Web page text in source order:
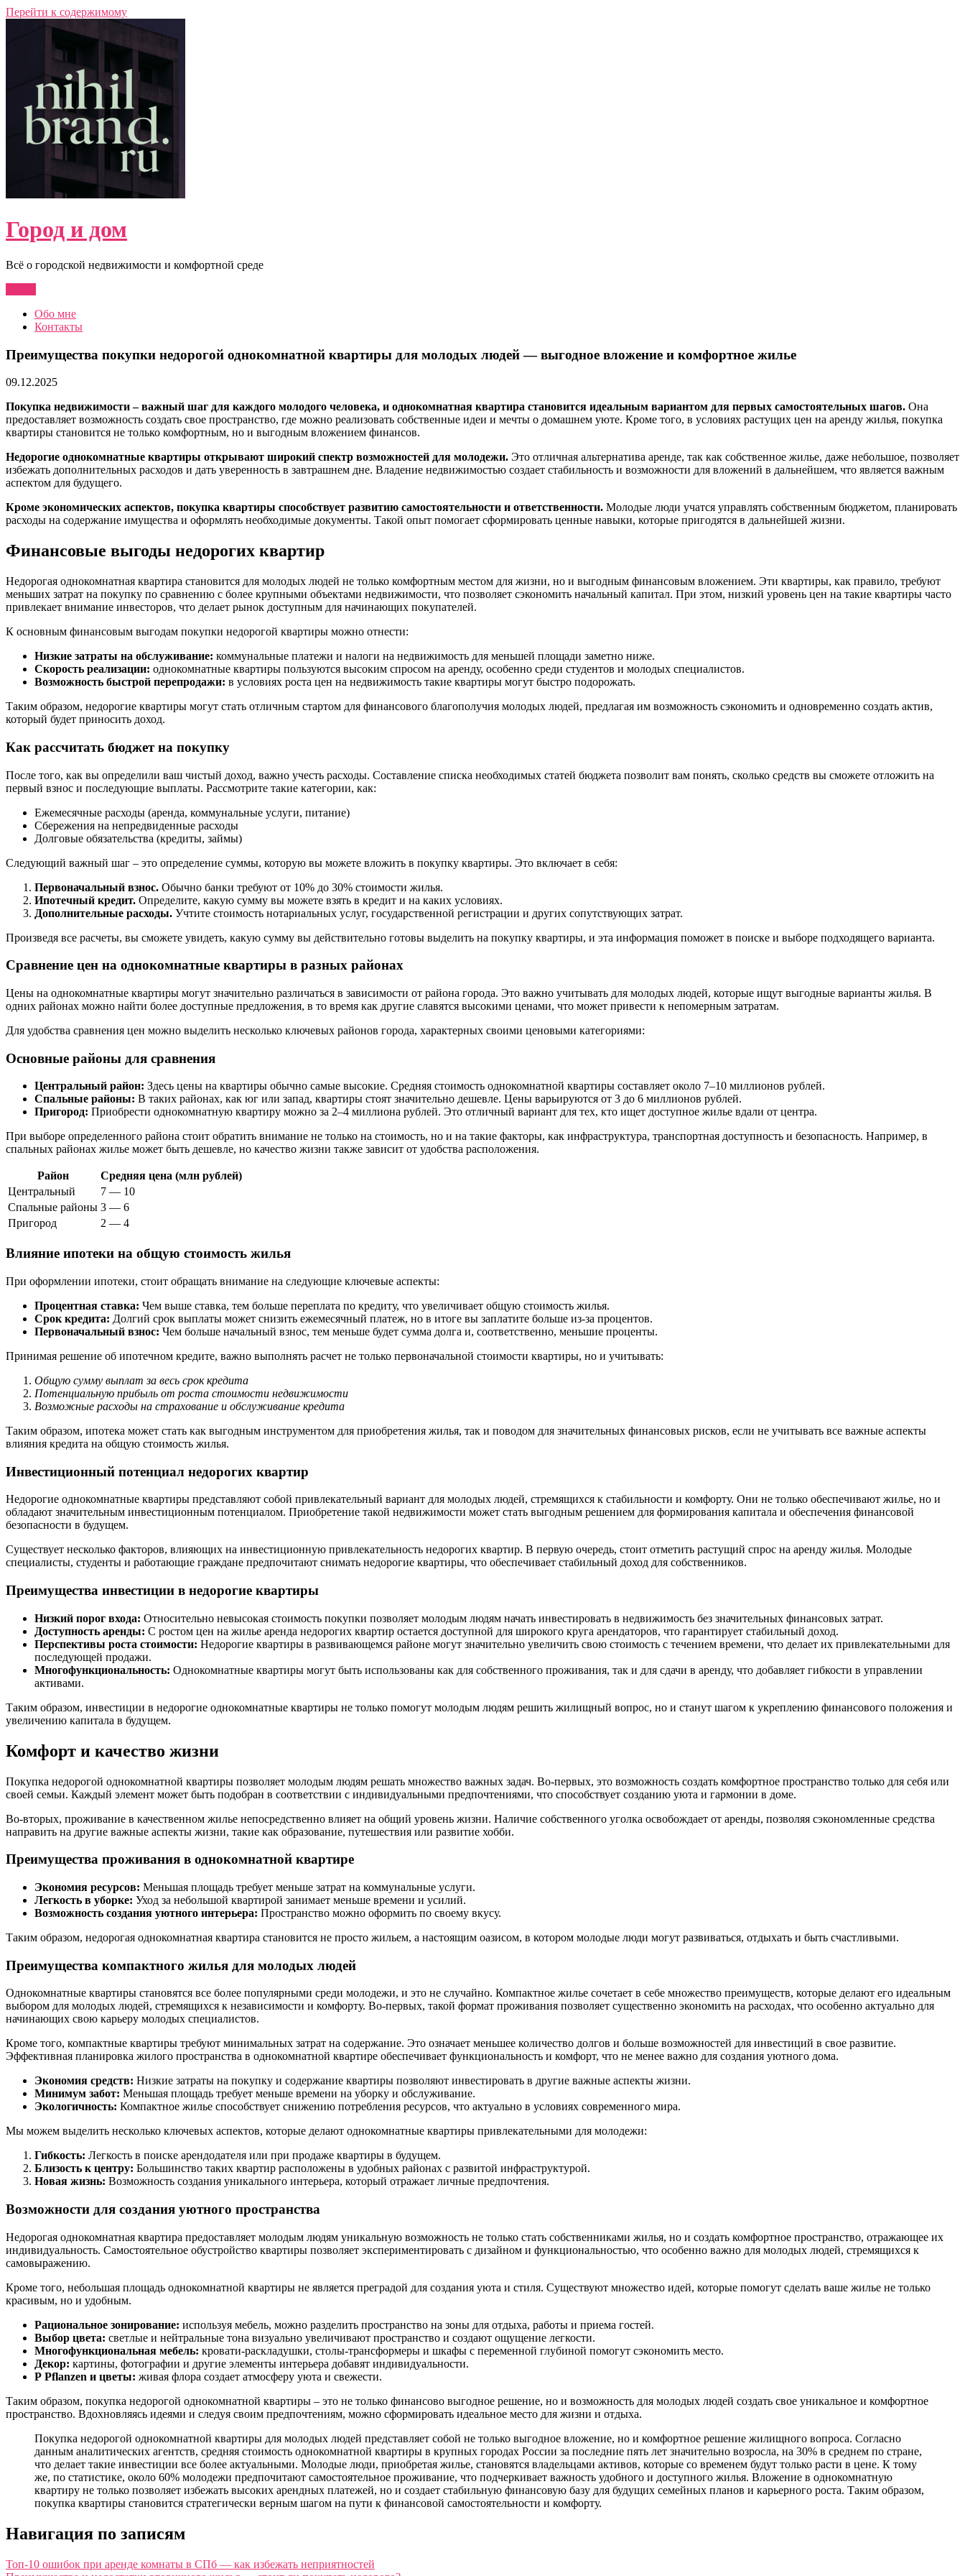
Перейти к содержимому
Город и дом
Всё о городской недвижимости и комфортной среде
Обо мне
Контакты
Преимущества покупки недорогой однокомнатной квартиры для молодых людей — выгодное вложение и комфортное жилье
09.12.2025
Покупка недвижимости – важный шаг для каждого молодого человека, и однокомнатная квартира становится идеальным вариантом для первых самостоятельных шагов. Она
предоставляет возможность создать свое пространство, где можно реализовать собственные идеи и мечты о домашнем уюте. Кроме того, в условиях растущих цен на аренду жилья, покупка
квартиры становится не только комфортным, но и выгодным вложением финансов.
Недорогие однокомнатные квартиры открывают широкий спектр возможностей для молодежи. Это отличная альтернатива аренде, так как собственное жилье, даже небольшое, позволяет
избежать дополнительных расходов и дать уверенность в завтрашнем дне. Владение недвижимостью создает стабильность и возможности для вложений в дальнейшем, что является важным
аспектом для будущего.
Кроме экономических аспектов, покупка квартиры способствует развитию самостоятельности и ответственности. Молодые люди учатся управлять собственным бюджетом, планировать
расходы на содержание имущества и оформлять необходимые документы. Такой опыт помогает сформировать ценные навыки, которые пригодятся в дальнейшей жизни.
Финансовые выгоды недорогих квартир
Недорогая однокомнатная квартира становится для молодых людей не только комфортным местом для жизни, но и выгодным финансовым вложением. Эти квартиры, как правило, требуют
меньших затрат на покупку по сравнению с более крупными объектами недвижимости, что позволяет сэкономить начальный капитал. При этом, низкий уровень цен на такие квартиры часто
привлекает внимание инвесторов, что делает рынок доступным для начинающих покупателей.
К основным финансовым выгодам покупки недорогой квартиры можно отнести:
Низкие затраты на обслуживание: коммунальные платежи и налоги на недвижимость для меньшей площади заметно ниже.
Скорость реализации: однокомнатные квартиры пользуются высоким спросом на аренду, особенно среди студентов и молодых специалистов.
Возможность быстрой перепродажи: в условиях роста цен на недвижимость такие квартиры могут быстро подорожать.
Таким образом, недорогие квартиры могут стать отличным стартом для финансового благополучия молодых людей, предлагая им возможность сэкономить и одновременно создать актив,
который будет приносить доход.
Как рассчитать бюджет на покупку
После того, как вы определили ваш чистый доход, важно учесть расходы. Составление списка необходимых статей бюджета позволит вам понять, сколько средств вы сможете отложить на
первый взнос и последующие выплаты. Рассмотрите такие категории, как:
Ежемесячные расходы (аренда, коммунальные услуги, питание)
Сбережения на непредвиденные расходы
Долговые обязательства (кредиты, займы)
Следующий важный шаг – это определение суммы, которую вы можете вложить в покупку квартиры. Это включает в себя:
Первоначальный взнос. Обычно банки требуют от 10% до 30% стоимости жилья.
Ипотечный кредит. Определите, какую сумму вы можете взять в кредит и на каких условиях.
Дополнительные расходы. Учтите стоимость нотариальных услуг, государственной регистрации и других сопутствующих затрат.
Произведя все расчеты, вы сможете увидеть, какую сумму вы действительно готовы выделить на покупку квартиры, и эта информация поможет в поиске и выборе подходящего варианта.
Сравнение цен на однокомнатные квартиры в разных районах
Цены на однокомнатные квартиры могут значительно различаться в зависимости от района города. Это важно учитывать для молодых людей, которые ищут выгодные варианты жилья. В
одних районах можно найти более доступные предложения, в то время как другие славятся высокими ценами, что может привести к непомерным затратам.
Для удобства сравнения цен можно выделить несколько ключевых районов города, характерных своими ценовыми категориями:
Основные районы для сравнения
Центральный район: Здесь цены на квартиры обычно самые высокие. Средняя стоимость однокомнатной квартиры составляет около 7–10 миллионов рублей.
Спальные районы: В таких районах, как юг или запад, квартиры стоят значительно дешевле. Цены варьируются от 3 до 6 миллионов рублей.
Пригород: Приобрести однокомнатную квартиру можно за 2–4 миллиона рублей. Это отличный вариант для тех, кто ищет доступное жилье вдали от центра.
При выборе определенного района стоит обратить внимание не только на стоимость, но и на такие факторы, как инфраструктура, транспортная доступность и безопасность. Например, в
спальных районах жилье может быть дешевле, но качество жизни также зависит от удобства расположения.
Район
Средняя цена (млн рублей)
Центральный
7 — 10
Спальные районы 3 — 6
Пригород
2 — 4
Влияние ипотеки на общую стоимость жилья
При оформлении ипотеки, стоит обращать внимание на следующие ключевые аспекты:
Процентная ставка: Чем выше ставка, тем больше переплата по кредиту, что увеличивает общую стоимость жилья.
Срок кредита: Долгий срок выплаты может снизить ежемесячный платеж, но в итоге вы заплатите больше из-за процентов.
Первоначальный взнос: Чем больше начальный взнос, тем меньше будет сумма долга и, соответственно, меньшие проценты.
Принимая решение об ипотечном кредите, важно выполнять расчет не только первоначальной стоимости квартиры, но и учитывать:
Общую сумму выплат за весь срок кредита
Потенциальную прибыль от роста стоимости недвижимости
Возможные расходы на страхование и обслуживание кредита
Таким образом, ипотека может стать как выгодным инструментом для приобретения жилья, так и поводом для значительных финансовых рисков, если не учитывать все важные аспекты
влияния кредита на общую стоимость жилья.
Инвестиционный потенциал недорогих квартир
Недорогие однокомнатные квартиры представляют собой привлекательный вариант для молодых людей, стремящихся к стабильности и комфорту. Они не только обеспечивают жилье, но и
обладают значительным инвестиционным потенциалом. Приобретение такой недвижимости может стать выгодным решением для формирования капитала и обеспечения финансовой
безопасности в будущем.
Существует несколько факторов, влияющих на инвестиционную привлекательность недорогих квартир. В первую очередь, стоит отметить растущий спрос на аренду жилья. Молодые
специалисты, студенты и работающие граждане предпочитают снимать недорогие квартиры, что обеспечивает стабильный доход для собственников.
Преимущества инвестиции в недорогие квартиры
Низкий порог входа: Относительно невысокая стоимость покупки позволяет молодым людям начать инвестировать в недвижимость без значительных финансовых затрат.
Доступность аренды: С ростом цен на жилье аренда недорогих квартир остается доступной для широкого круга арендаторов, что гарантирует стабильный доход.
Перспективы роста стоимости: Недорогие квартиры в развивающемся районе могут значительно увеличить свою стоимость с течением времени, что делает их привлекательными для
последующей продажи.
Многофункциональность: Однокомнатные квартиры могут быть использованы как для собственного проживания, так и для сдачи в аренду, что добавляет гибкости в управлении
активами.
Таким образом, инвестиции в недорогие однокомнатные квартиры не только помогут молодым людям решить жилищный вопрос, но и станут шагом к укреплению финансового положения и
увеличению капитала в будущем.
Комфорт и качество жизни
Покупка недорогой однокомнатной квартиры позволяет молодым людям решать множество важных задач. Во-первых, это возможность создать комфортное пространство только для себя или
своей семьи. Каждый элемент может быть подобран в соответствии с индивидуальными предпочтениями, что способствует созданию уюта и гармонии в доме.
Во-вторых, проживание в качественном жилье непосредственно влияет на общий уровень жизни. Наличие собственного уголка освобождает от аренды, позволяя сэкономленные средства
направить на другие важные аспекты жизни, такие как образование, путешествия или развитие хобби.
Преимущества проживания в однокомнатной квартире
Экономия ресурсов: Меньшая площадь требует меньше затрат на коммунальные услуги.
Легкость в уборке: Уход за небольшой квартирой занимает меньше времени и усилий.
Возможность создания уютного интерьера: Пространство можно оформить по своему вкусу.
Таким образом, недорогая однокомнатная квартира становится не просто жильем, а настоящим оазисом, в котором молодые люди могут развиваться, отдыхать и быть счастливыми.
Преимущества компактного жилья для молодых людей
Однокомнатные квартиры становятся все более популярными среди молодежи, и это не случайно. Компактное жилье сочетает в себе множество преимуществ, которые делают его идеальным
выбором для молодых людей, стремящихся к независимости и комфорту. Во-первых, такой формат проживания позволяет существенно экономить на расходах, что особенно актуально для
начинающих свою карьеру молодых специалистов.
Кроме того, компактные квартиры требуют минимальных затрат на содержание. Это означает меньшее количество долгов и больше возможностей для инвестиций в свое развитие.
Эффективная планировка жилого пространства в однокомнатной квартире обеспечивает функциональность и комфорт, что не менее важно для создания уютного дома.
Экономия средств: Низкие затраты на покупку и содержание квартиры позволяют инвестировать в другие важные аспекты жизни.
Минимум забот: Меньшая площадь требует меньше времени на уборку и обслуживание.
Экологичность: Компактное жилье способствует снижению потребления ресурсов, что актуально в условиях современного мира.
Мы можем выделить несколько ключевых аспектов, которые делают однокомнатные квартиры привлекательными для молодежи:
Гибкость: Легкость в поиске арендодателя или при продаже квартиры в будущем.
Близость к центру: Большинство таких квартир расположены в удобных районах с развитой инфраструктурой.
Новая жизнь: Возможность создания уникального интерьера, который отражает личные предпочтения.
Возможности для создания уютного пространства
Недорогая однокомнатная квартира предоставляет молодым людям уникальную возможность не только стать собственниками жилья, но и создать комфортное пространство, отражающее их
индивидуальность. Самостоятельное обустройство квартиры позволяет экспериментировать с дизайном и функциональностью, что особенно важно для молодых людей, стремящихся к
самовыражению.
Кроме того, небольшая площадь однокомнатной квартиры не является преградой для создания уюта и стиля. Существуют множество идей, которые помогут сделать ваше жилье не только
красивым, но и удобным.
Рациональное зонирование: используя мебель, можно разделить пространство на зоны для отдыха, работы и приема гостей.
Выбор цвета: светлые и нейтральные тона визуально увеличивают пространство и создают ощущение легкости.
Многофункциональная мебель: кровати-раскладушки, столы-трансформеры и шкафы с переменной глубиной помогут сэкономить место.
Декор: картины, фотографии и другие элементы интерьера добавят индивидуальности.
Р Pflanzen и цветы: живая флора создает атмосферу уюта и свежести.
Таким образом, покупка недорогой однокомнатной квартиры – это не только финансово выгодное решение, но и возможность для молодых людей создать свое уникальное и комфортное
пространство. Вдохновляясь идеями и следуя своим предпочтениям, можно сформировать идеальное место для жизни и отдыха.
Покупка недорогой однокомнатной квартиры для молодых людей представляет собой не только выгодное вложение, но и комфортное решение жилищного вопроса. Согласно
данным аналитических агентств, средняя стоимость однокомнатной квартиры в крупных городах России за последние пять лет значительно возросла, на 30% в среднем по стране,
что делает такие инвестиции все более актуальными. Молодые люди, приобретая жилье, становятся владельцами активов, которые со временем будут только расти в цене. К тому
же, по статистике, около 60% молодежи предпочитают самостоятельное проживание, что подчеркивает важность удобного и доступного жилья. Вложение в однокомнатную
квартиру не только позволяет избежать высоких арендных платежей, но и создает стабильную финансовую базу для будущих семейных планов и карьерного роста. Таким образом,
покупка квартиры становится стратегически верным шагом на пути к финансовой самостоятельности и комфорту.
Навигация по записям
Топ-10 ошибок при аренде комнаты в СПб — как избежать неприятностей